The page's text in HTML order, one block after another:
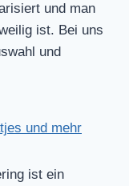
und man
ist. Bei uns
und
und mehr
ist ein